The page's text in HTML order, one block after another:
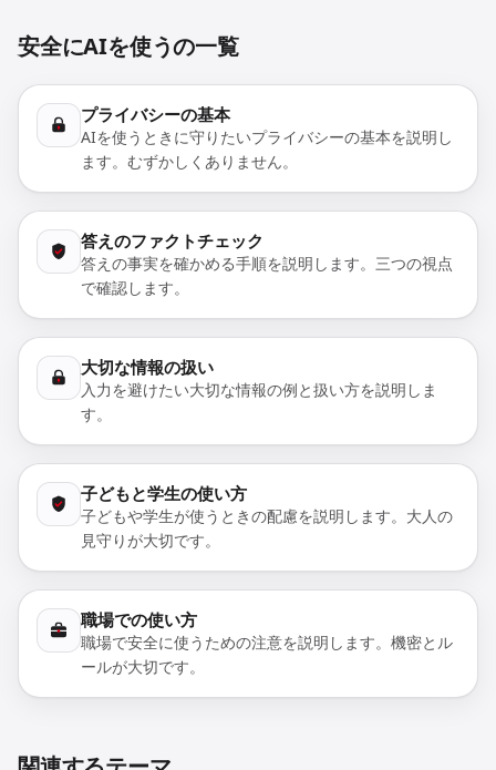
安全にAIを使うの一覧
プライバシーの基本
AIを使うときに守りたいプライバシーの基本を説明し
ます。むずかしくありません。
答えのファクトチェック
答えの事実を確かめる手順を説明します。三つの視点
で確認します。
大切な情報の扱い
入力を避けたい大切な情報の例と扱い方を説明しま
す。
子どもと学生の使い方
子どもや学生が使うときの配慮を説明します。大人の
見守りが大切です。
職場での使い方
職場で安全に使うための注意を説明します。機密とル
ールが大切です。